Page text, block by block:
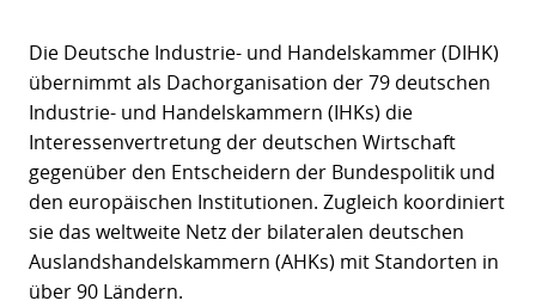
Die Deutsche Industrie- und Handelskammer (DIHK)
übernimmt als Dachorganisation der 79 deutschen
Industrie- und Handelskammern (IHKs) die
Interessenvertretung der deutschen Wirtschaft
gegenüber den Entscheidern der Bundespolitik und
den europäischen Institutionen. Zugleich koordiniert
sie das weltweite Netz der bilateralen deutschen
Auslandshandelskammern (AHKs) mit Standorten in
über 90 Ländern.